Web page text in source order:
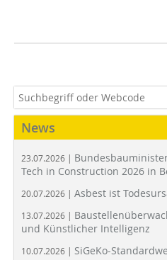
News
23.07.2026 |
Tech in Construction 2026 in
20.07.2026 | Asbest ist
13.07.2026 |
und Künstlicher Intelligenz
10.07.2026 | SiGeKo-